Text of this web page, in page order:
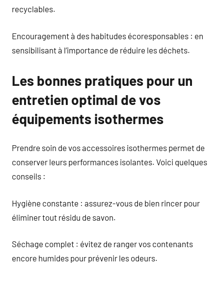
recyclables.
Encouragement à des habitudes écoresponsables : en
sensibilisant à l’importance de réduire les déchets.
Les bonnes pratiques pour un
entretien optimal de vos
équipements isothermes
Prendre soin de vos accessoires isothermes permet de
conserver leurs performances isolantes. Voici quelques
conseils :
Hygiène constante : assurez-vous de bien rincer pour
éliminer tout résidu de savon.
Séchage complet : évitez de ranger vos contenants
encore humides pour prévenir les odeurs.